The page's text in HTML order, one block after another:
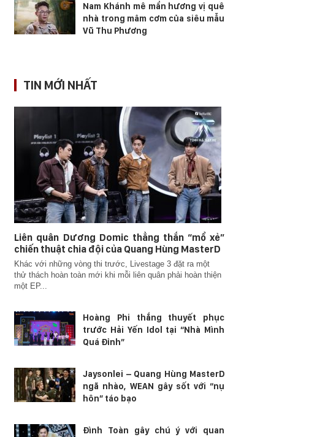
Nam Khánh mê mẩn hương vị quê
nhà trong mâm cơm của siêu mẫu
Vũ Thu Phương
TIN MỚI NHẤT
Liên quân Dương Domic thẳng thắn “mổ xẻ”
chiến thuật chia đội của Quang Hùng MasterD
Khác với những vòng thi trước, Livestage 3 đặt ra một
thử thách hoàn toàn mới khi mỗi liên quân phải hoàn thiện
một EP...
Hoàng Phi thắng thuyết phục
trước Hải Yến Idol tại “Nhà Mình
Quá Đỉnh”
Jaysonlei – Quang Hùng MasterD
ngã nhào, WEAN gây sốt với “nụ
hôn” táo bạo
Đình Toàn gây chú ý với quan